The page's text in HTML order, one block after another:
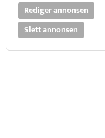
Rediger annonsen
Slett annonsen